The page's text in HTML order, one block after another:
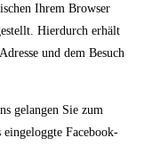
Ihrem Browser
Hierdurch erhält
und dem Besuch
gelangen Sie zum
Facebook-